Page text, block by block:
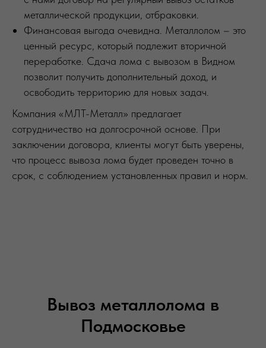
металлической продукции, отбраковки.
Финансовая выгода очевидна. Металлолом – это
ценный ресурс, который подлежит вторичной
переработке. Сдача лома с вывозом в Видном
позволит получить дополнительный доход, и
освободить территорию для новых задач.
Компания «МЛТ-Металл» предлагает
сотрудничество на долгосрочной основе. При
заключении договора, клиенты могут быть уверены,
что процесс вывоза лома будет проведен точно в
срок, с соблюдением установленных правил и норм.
Вывоз металлолома в
Подмосковье